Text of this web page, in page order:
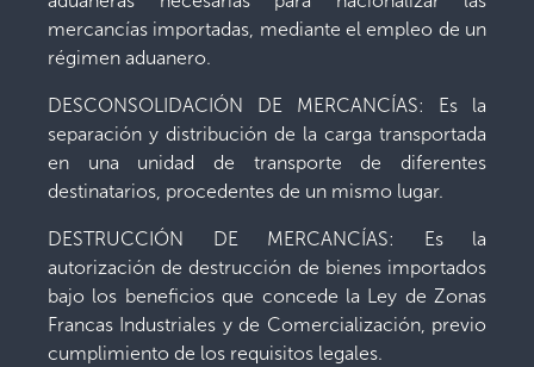
mercancías importadas, mediante el empleo de un
régimen aduanero.
DESCONSOLIDACIÓN DE MERCANCÍAS: Es la
separación y distribución de la carga transportada
en una unidad de transporte de diferentes
destinatarios, procedentes de un mismo lugar.
DESTRUCCIÓN DE MERCANCÍAS: Es la
autorización de destrucción de bienes importados
bajo los beneficios que concede la Ley de Zonas
Francas Industriales y de Comercialización, previo
cumplimiento de los requisitos legales.